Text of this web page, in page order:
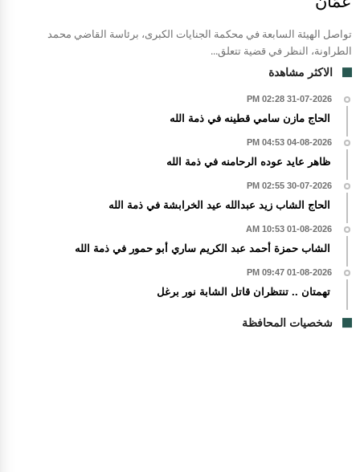
تواصل الهيئة السابعة في محكمة الجنايات الكبرى، برئاسة القاضي محمد
الطراونة، النظر في قضية تتعلق...
الاكثر مشاهدة
31-07-2026 02:28 PM
الحاج مازن سامي قطينه في ذمة الله
04-08-2026 04:53 PM
ظاهر عايد عوده الرحامنه في ذمة الله
30-07-2026 02:55 PM
الحاج الشاب زيد عبدالله عيد الخرابشة في ذمة الله
01-08-2026 10:53 AM
الشاب حمزة أحمد عبد الكريم ساري أبو حمور في ذمة الله
01-08-2026 09:47 PM
تهمتان .. تنتظران قاتل الشابة نور برغل
شخصيات المحافظة